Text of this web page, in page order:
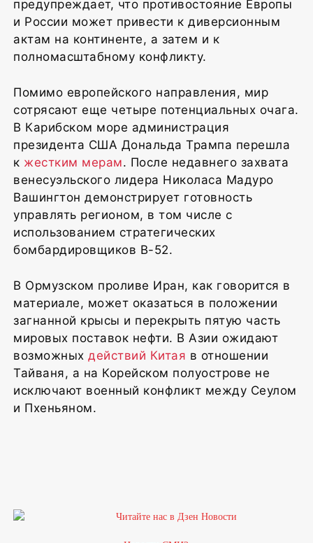
предупреждает, что противостояние Европы
и России может привести к диверсионным
актам на континенте, а затем и к
полномасштабному конфликту.
Помимо европейского направления, мир
сотрясают еще четыре потенциальных очага.
В Карибском море администрация
президента США Дональда Трампа перешла
к жестким мерам. После недавнего захвата
венесуэльского лидера Николаса Мадуро
Вашингтон демонстрирует готовность
управлять регионом, в том числе с
использованием стратегических
бомбардировщиков B-52.
В Ормузском проливе Иран, как говорится в
материале, может оказаться в положении
загнанной крысы и перекрыть пятую часть
мировых поставок нефти. В Азии ожидают
возможных действий Китая в отношении
Тайваня, а на Корейском полуострове не
исключают военный конфликт между Сеулом
и Пхеньяном.